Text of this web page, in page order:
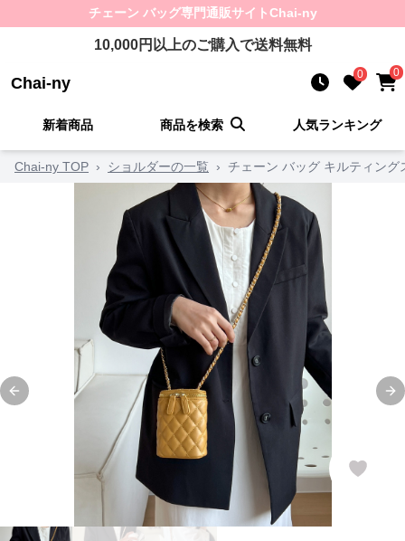
チェーン バッグ専門通販サイトChai-ny
10,000円以上のご購入で送料無料
Chai-ny 0 0
新着商品 商品を検索 人気ランキング
Chai-ny TOP › ショルダーの一覧 › チェーン バッグ キルティン
Previous slide